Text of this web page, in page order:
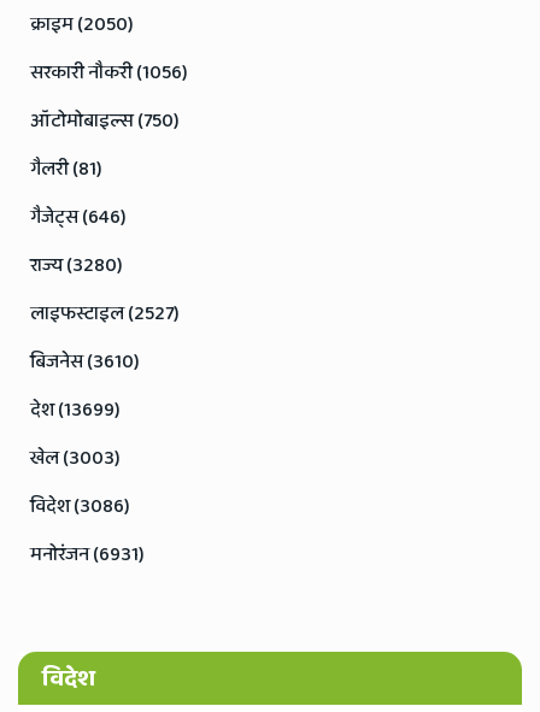
क्राइम (2050)
सरकारी नौकरी (1056)
ऑटोमोबाइल्स (750)
गैलरी (81)
गैजेट्स (646)
राज्य (3280)
लाइफस्टाइल (2527)
बिजनेस (3610)
देश (13699)
खेल (3003)
विदेश (3086)
मनोरंजन (6931)
विदेश